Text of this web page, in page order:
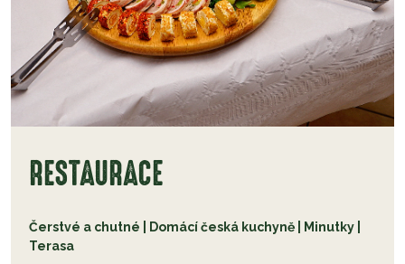
RESTAURACE
Čerstvé a chutné | Domácí česká kuchyně | Minutky |
Terasa